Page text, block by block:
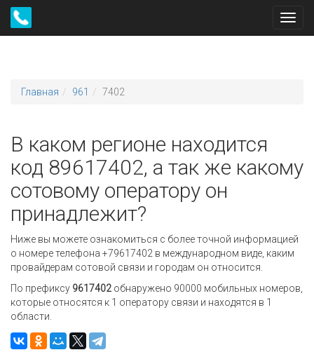
Главная 961 7402
В каком регионе находится
код 89617402, а так же какому
сотовому оператору он
принадлежит?
Ниже вы можете ознакомиться с более точной информацией
о номере телефона +79617402 в международном виде, каким
провайдерам сотовой связи и городам он относится.
По префиксу 9617402 обнаружено 90000 мобильных номеров,
которые относятся к 1 оператору связи и находятся в 1
области.